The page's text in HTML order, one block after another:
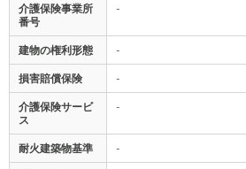
介護保険事業所
番号
-
建物の権利形態 -
損害賠償保険 -
介護保険サービ
ス
-
耐火建築物基準 -